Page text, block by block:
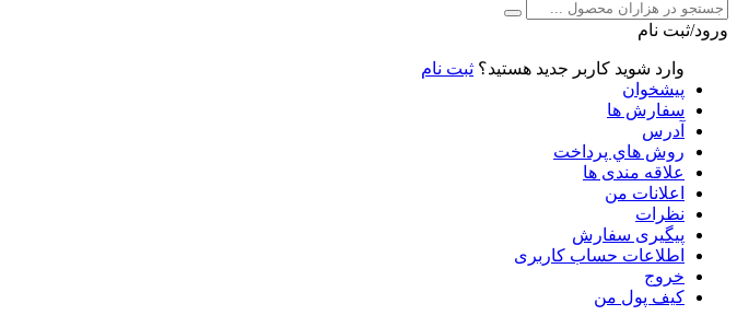
ورود/ثبت نام
وارد شوید کاربر جدید هستید؟ ثبت نام
پیشخوان
سفارش ها
آدرس
روش هاي پرداخت
علاقه مندی ها
اعلانات من
نظرات
پیگیری سفارش
اطلاعات حساب كاربری
خروج
کیف پول من